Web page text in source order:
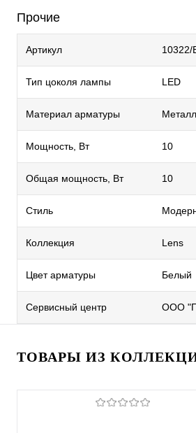
Прочие
Артикул 10322/
Тип цоколя лампы LED
Материал арматуры Металл
Мощность, Вт 10
Общая мощность, Вт 10
Стиль
Коллекция Lens
Цвет арматуры Белый
Сервисный центр ООО
ТОВАРЫ ИЗ